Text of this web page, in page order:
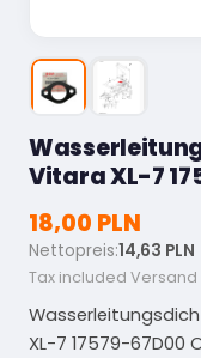
Vitara XL-7
18,00 PLN
Nettopreis:14,63 PLN
Tax included Versand
XL-7 17579-67D00